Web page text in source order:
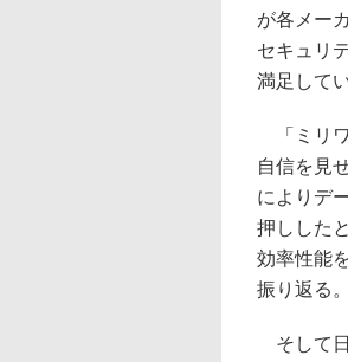
が各メー
セキュリ
満足して
「ミリ
自信を見
によりデ
押しした
効率性能
振り返る。
そして日